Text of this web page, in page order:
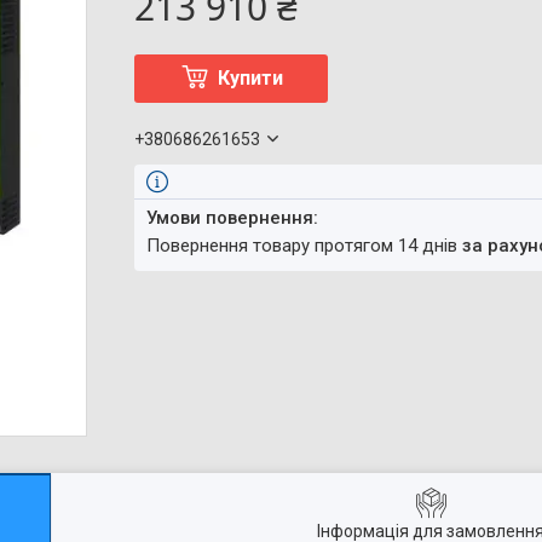
Купити
+380686261653
повернення товару протягом 14 днівза
Інформація для замовлення